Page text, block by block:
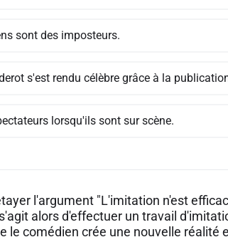
sont des imposteurs.
s'est rendu célèbre grâce à la
lorsqu'ils sont sur scène.
l'argument "L'imitation n'est
alors d'effectuer un travail
le comédien crée une nouvelle réalité